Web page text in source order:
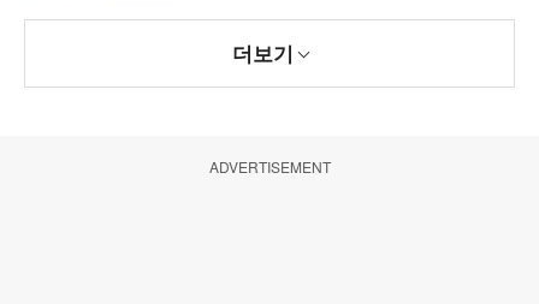
더보기
ADVERTISEMENT